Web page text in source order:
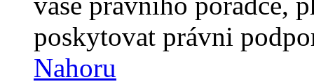
poskytovat právni
Nahoru